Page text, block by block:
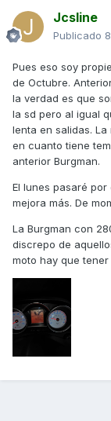
Jcsline
Publicado
Pues eso soy
de Octubre.
la verdad es que
la sd pero al igual
lenta en salidas.
en cuanto tiene
anterior Burgman.
El lunes pasaré
mejora más. De
La Burgman con
discrepo de
moto hay que